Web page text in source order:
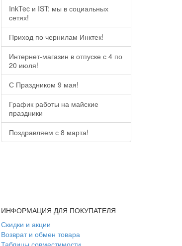
InkTec и IST: мы в социальных
сетях!
Приход по чернилам Инктек!
Интернет-магазин в отпуске с 4 по
20 июля!
С Праздником 9 мая!
График работы на майские
праздники
Поздравляем с 8 марта!
ИНФОРМАЦИЯ ДЛЯ ПОКУПАТЕЛЯ
Скидки и акции
Возврат и обмен товара